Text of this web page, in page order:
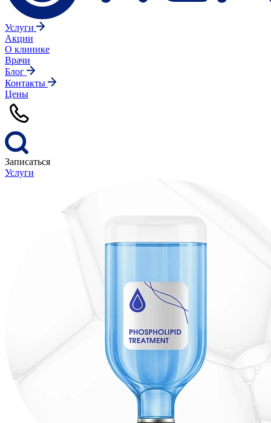
Услуги
Акции
О клинике
Врачи
Блог
Контакты
Цены
Записаться
Услуги